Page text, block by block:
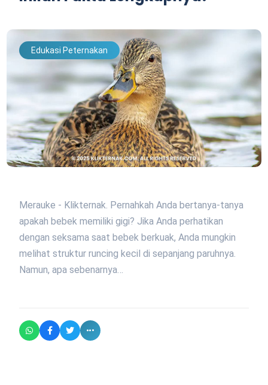
Edukasi Peternakan
Merauke - Klikternak. Pernahkah Anda bertanya-tanya
apakah bebek memiliki gigi? Jika Anda perhatikan
dengan seksama saat bebek berkuak, Anda mungkin
melihat struktur runcing kecil di sepanjang paruhnya.
Namun, apa sebenarnya…